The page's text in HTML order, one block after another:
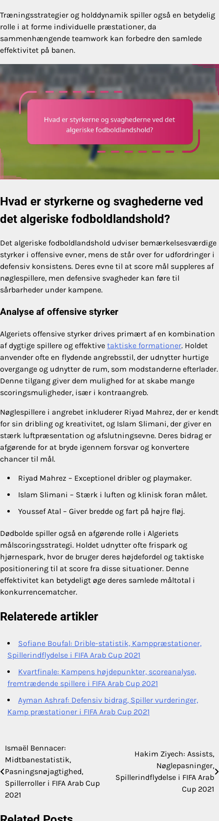
Træningsstrategier og holddynamik spiller også en betydelig
rolle i at forme individuelle præstationer, da
sammenhængende teamwork kan forbedre den samlede
effektivitet på banen.
Hvad er styrkerne og svaghederne ved
det algeriske fodboldlandshold?
Det algeriske fodboldlandshold udviser bemærkelsesværdige
styrker i offensive evner, mens de står over for udfordringer i
defensiv konsistens. Deres evne til at score mål suppleres af
nøglespillere, men defensive svagheder kan føre til
sårbarheder under kampene.
Analyse af offensive styrker
Algeriets offensive styrker drives primært af en kombination
af dygtige spillere og effektive taktiske formationer. Holdet
anvender ofte en flydende angrebsstil, der udnytter hurtige
overgange og udnytter de rum, som modstanderne efterlader.
Denne tilgang giver dem mulighed for at skabe mange
scoringsmuligheder, især i kontraangreb.
Nøglespillere i angrebet inkluderer Riyad Mahrez, der er kendt
for sin dribling og kreativitet, og Islam Slimani, der giver en
stærk luftpræsentation og afslutningsevne. Deres bidrag er
afgørende for at bryde igennem forsvar og konvertere
chancer til mål.
Riyad Mahrez – Exceptionel dribler og playmaker.
Islam Slimani – Stærk i luften og klinisk foran målet.
Youssef Atal – Giver bredde og fart på højre fløj.
Dødbolde spiller også en afgørende rolle i Algeriets
målscoringsstrategi. Holdet udnytter ofte frispark og
hjørnespark, hvor de bruger deres højdefordel og taktiske
positionering til at score fra disse situationer. Denne
effektivitet kan betydeligt øge deres samlede måltotal i
konkurrencematcher.
Relaterede artikler
Sofiane Boufal: Drible-statistik, Kamppræstationer,
Spillerindflydelse i FIFA Arab Cup 2021
Kvartfinale: Kampens højdepunkter, scoreanalyse,
fremtrædende spillere i FIFA Arab Cup 2021
Ayman Ashraf: Defensiv bidrag, Spiller vurderinger,
Kamp præstationer i FIFA Arab Cup 2021
Post
navigation
Ismaël Bennacer:
Midtbanestatistik,
Pasningsnøjagtighed,
Spillerroller i FIFA Arab Cup
2021
Hakim Ziyech: Assists,
Nøglepasninger,
Spillerindflydelse i FIFA Arab
Cup 2021